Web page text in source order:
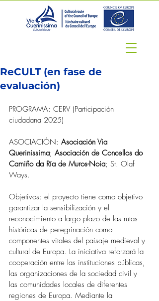
ReCULT (en fase de
evaluación)
PROGRAMA: CERV (Participación
ciudadana 2025)
ASOCIACIÓN: Asociación Via
Querinissima; Asociación de Concellos do
Camiño da Ría de Muros-Noia; St. Olaf
Ways.
Objetivos: el proyecto tiene como objetivo
garantizar la sensibilización y el
reconocimiento a largo plazo de las rutas
históricas de peregrinación como
componentes vitales del paisaje medieval y
cultural de Europa. La iniciativa reforzará la
cooperación entre las instituciones públicas,
las organizaciones de la sociedad civil y
las comunidades locales de diferentes
regiones de Europa. Mediante la